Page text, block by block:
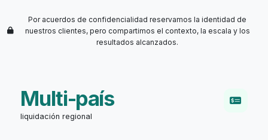
Por acuerdos de confidencialidad reservamos la identidad de
nuestros clientes, pero compartimos el contexto, la escala y los
resultados alcanzados.
Multi-país
liquidación regional